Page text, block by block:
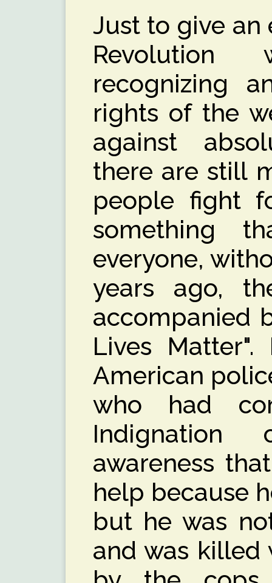
Just to give an
recognizing
rights of the
against
there are still
people fight
something
everyone,
years ago,
accompanied
Lives
American
who had
awareness
help because
but he was
and was killed